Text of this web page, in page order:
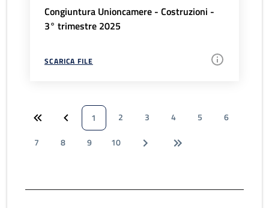
Congiuntura Unioncamere - Costruzioni -
3° trimestre 2025
SCARICA FILE
1 2 3 4 5
6
7
8 9 10